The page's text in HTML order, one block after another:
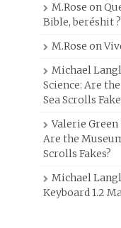
M.Rose on
Bible, beréshit ?
M.Rose on
Michael
Science: Are
Sea Scrolls
Valerie Green
Are the
Scrolls Fakes?
Michael
Keyboard 1.2